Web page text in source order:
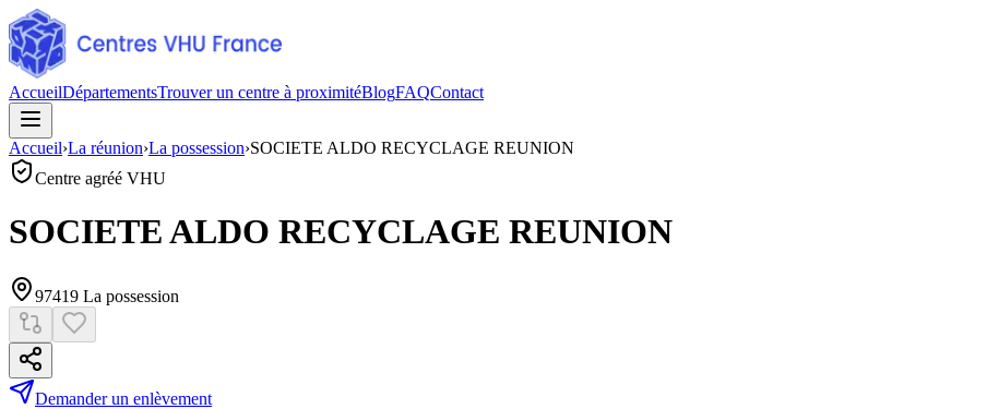
AccueilDépartementsTrouver un centre à proximitéBlogFAQContact
Accueil›La réunion›La possession›SOCIETE ALDO RECYCLAGE REUNION
Centre agréé VHU
SOCIETE ALDO RECYCLAGE REUNION
97419 La possession
Demander un enlèvement